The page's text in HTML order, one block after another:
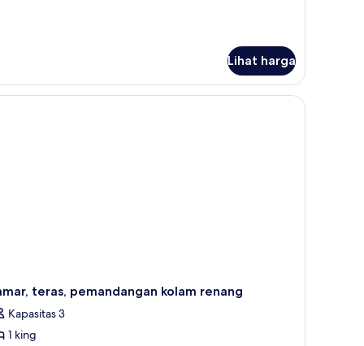
Lihat harga
teras, pemandangan kolam renang
Kapasitas 3
1 king